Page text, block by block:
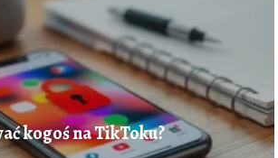
kogoś na TikToku?